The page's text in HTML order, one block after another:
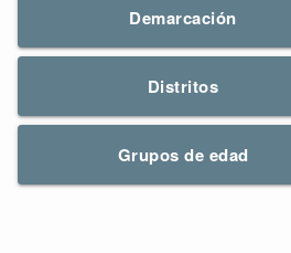
Demarcación
Distritos
Grupos de edad